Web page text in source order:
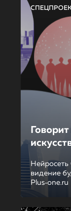
Нейросеть
видение
Plus‑one.ru